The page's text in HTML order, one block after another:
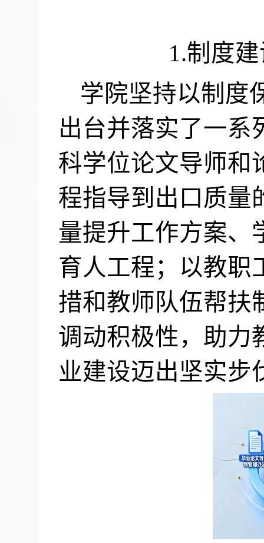
1.制度
学院坚持以制度
出台并落实了一系
科学位论文导师和
程指导到出口质量
量提升工作方案、
育人工程；以教职
措和教师队伍帮扶
调动积极性，助力
业建设迈出坚实步